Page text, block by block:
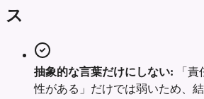
ス
抽象的な言葉だけにしない:
「
性がある」だけでは弱いため、